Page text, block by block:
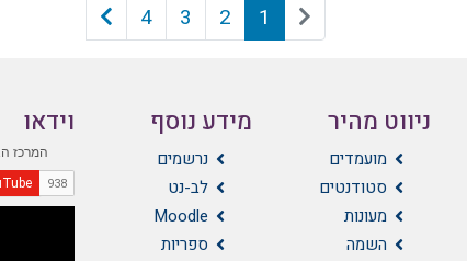
1
2
3
4
ניווט מהיר
מועמדים
סטודנטים
מעונות
השמה
מידע נוסף
נרשמים
לב-נט
Moodle
ספריות
וידאו